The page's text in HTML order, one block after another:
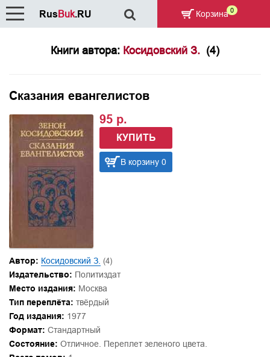
Книги автора: Косидовский З. (4)
Сказания евангелистов
95 р.
КУПИТЬ
В корзину 0
Автор: Косидовский З. (4)
Издательство: Политиздат
Место издания: Москва
Тип переплёта: твёрдый
Год издания: 1977
Формат: Стандартный
Состояние: Отличное. Переплет зеленого цвета.
RusBuk.RU Корзина 0